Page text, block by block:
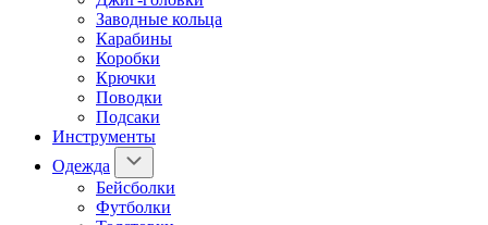
Заводные кольца
Карабины
Коробки
Крючки
Поводки
Подсаки
Инструменты
Одежда
Бейсболки
Футболки